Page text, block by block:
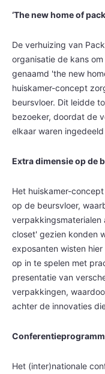
‘The new home of
De verhuizing van
organisatie de kans
genaamd 'the new
huiskamer-concept
beursvloer. Dit leidde
bezoeker, doordat de
elkaar waren ingedeeld
Extra dimensie op de
Het huiskamer-
op de beursvloer,
verpakkingsmaterialen
closet' gezien konden
exposanten wisten
op in te spelen met
presentatie van
verpakkingen,
achter de innovaties
Het (inter)nationale